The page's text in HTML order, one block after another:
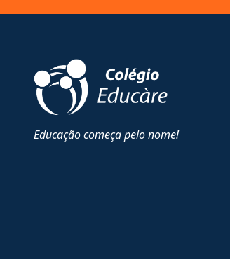
Educação começa pelo nome!